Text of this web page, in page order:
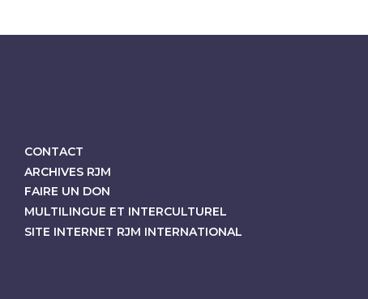
CONTACT
ARCHIVES RJM
FAIRE UN DON
MULTILINGUE ET INTERCULTUREL
SITE INTERNET RJM INTERNATIONAL